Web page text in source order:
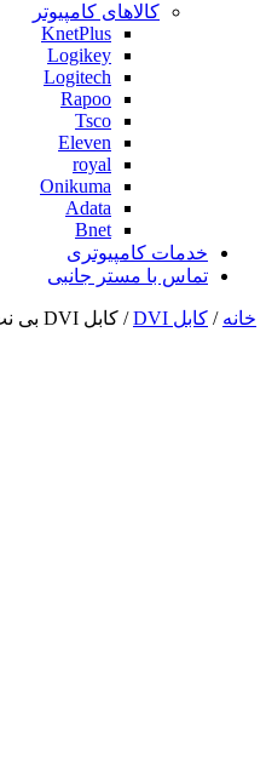
کالاهای کامپیوتر
KnetPlus
Logikey
Logitech
Rapoo
Tsco
Eleven
royal
Onikuma
Adata
Bnet
خدمات کامپیوتری
تماس با مستر جانبی
خانه / کابل DVI / کابل DVI بی نت به طول 15 متر